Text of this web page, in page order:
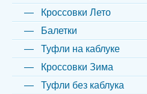
Кроссовки Лето
Балетки
Туфли на каблуке
Кроссовки Зима
Туфли без каблука